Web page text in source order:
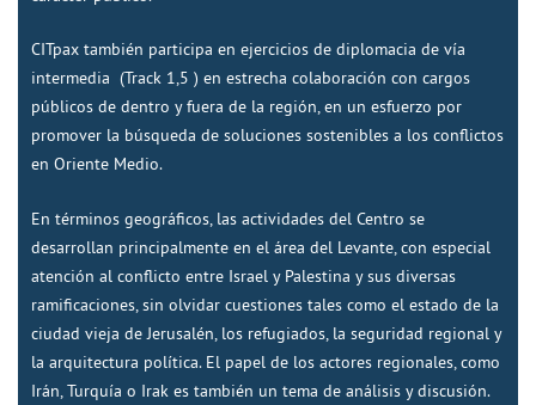
CITpax también participa en ejercicios de diplomacia de vía
intermedia (Track 1,5 ) en estrecha colaboración con cargos
públicos de dentro y fuera de la región, en un esfuerzo por
promover la búsqueda de soluciones sostenibles a los conflictos
en Oriente Medio.
En términos geográficos, las actividades del Centro se
desarrollan principalmente en el área del Levante, con especial
atención al conflicto entre Israel y Palestina y sus diversas
ramificaciones, sin olvidar cuestiones tales como el estado de la
ciudad vieja de Jerusalén, los refugiados, la seguridad regional y
la arquitectura política. El papel de los actores regionales, como
Irán, Turquía o Irak es también un tema de análisis y discusión.